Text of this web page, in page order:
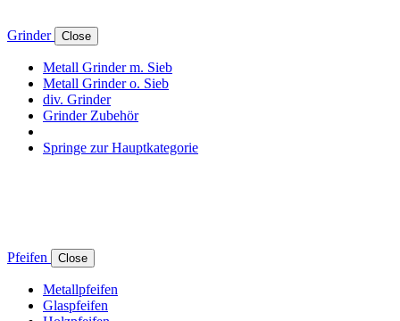
Grinder Close
Metall Grinder m. Sieb
Metall Grinder o. Sieb
div. Grinder
Grinder Zubehör
Springe zur Hauptkategorie
Pfeifen Close
Metallpfeifen
Glaspfeifen